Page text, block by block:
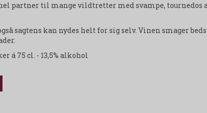
partner til mange vildtretter med svampe,
sagtens kan nydes helt for sig selv. Vinen smager
á 75 cl. - 13,5% alkohol